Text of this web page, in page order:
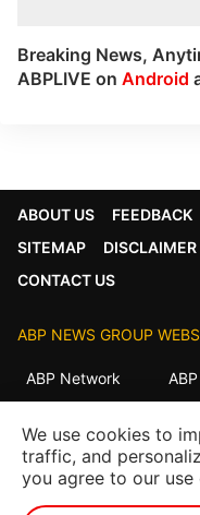
Breaking News,
ABPLIVE on Android
ABOUT US FEEDBACK
SITEMAP
DISCLAIMER
CONTACT US
ABP NEWS GROUP
ABP Network
ABP Ganga
ABP
FOLLOW US
We use cookies to
traffic, and
you agree to our use